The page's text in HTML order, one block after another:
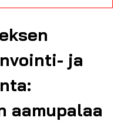
ja
aamupalaa